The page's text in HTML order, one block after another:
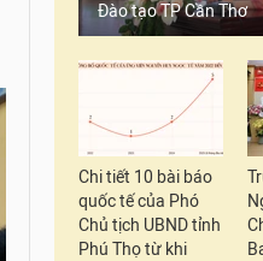
Đào tạo TP Cần Thơ
Chi tiết 10 bài báo
quốc tế của Phó
Chủ tịch UBND tỉnh
Phú Thọ từ khi